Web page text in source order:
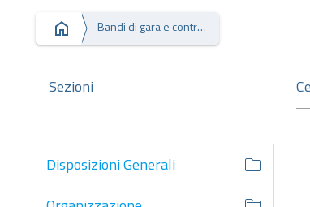
Bandi di gara e contratti
Sezioni
Disposizioni Generali